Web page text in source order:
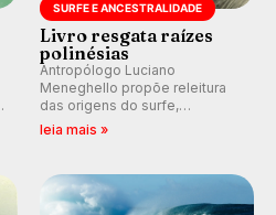
SURFE E ANCESTRALIDADE
Livro resgata raízes
polinésias
Antropólogo Luciano
Meneghello propõe releitura
das origens do surfe,
resgatando a cultura polinésia
prática em esporte e indústria.
leia mais »